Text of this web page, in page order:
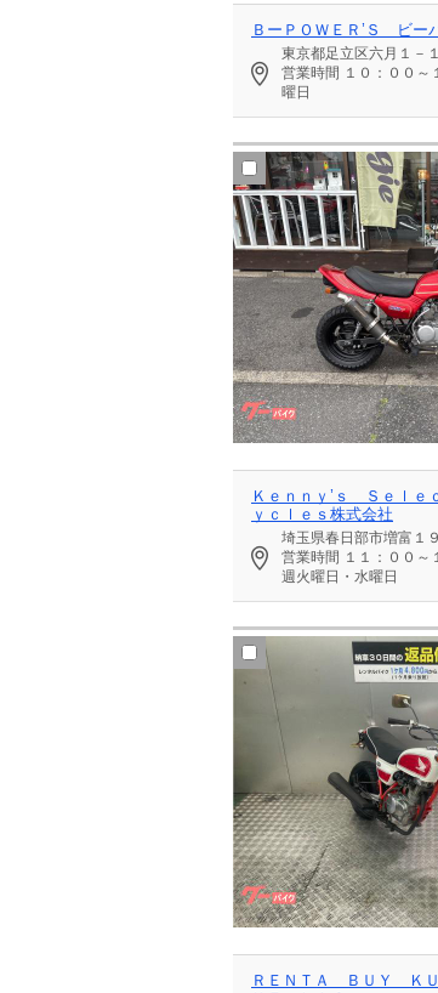
ＢーＰＯＷＥＲ’Ｓ ビー
東京都足立区六月１－
営業時間 １０：００～
曜日
Ｋｅｎｎｙ’ｓ Ｓｅｌ
ｙｃｌｅｓ株式会社
埼玉県春日部市増富１
営業時間 １１：００～
週火曜日・水曜日
ＲＥＮＴＡ ＢＵＹ Ｋ